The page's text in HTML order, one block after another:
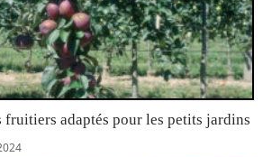
fruitiers adaptés pour les petits jardins